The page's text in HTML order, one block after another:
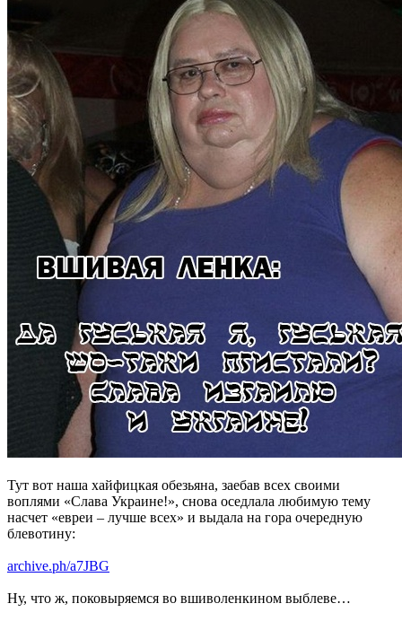
Тут вот наша хайфицкая обезьяна, заебав всех своими
воплями «Слава Украине!», снова оседлала любимую тему
насчет «евреи – лучше всех» и выдала на гора очередную
блевотину:
archive.ph/a7JBG
Ну, что ж, поковыряемся во вшиволенкином выблеве…